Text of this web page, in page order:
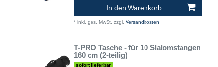
In den Warenkorb
* inkl. ges. MwSt. zzgl. Versandkosten
T-PRO Tasche - für 10 Slalomstangen
160 cm (2-teilig)
sofort lieferbar